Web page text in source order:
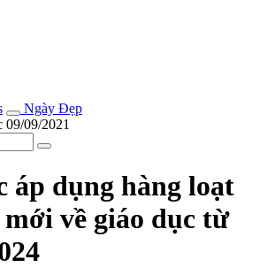
Ngày Đẹp
09/2021
áp dụng hàng loạt
về giáo dục từ